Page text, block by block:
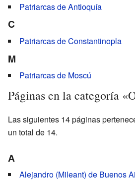
Patriarcas de Antioquía
C
Patriarcas de Constantinopla
M
Patriarcas de Moscú
Páginas en la categoría
Las siguientes 14 páginas
un total de 14.
A
Alejandro (Mileant) de Buenos